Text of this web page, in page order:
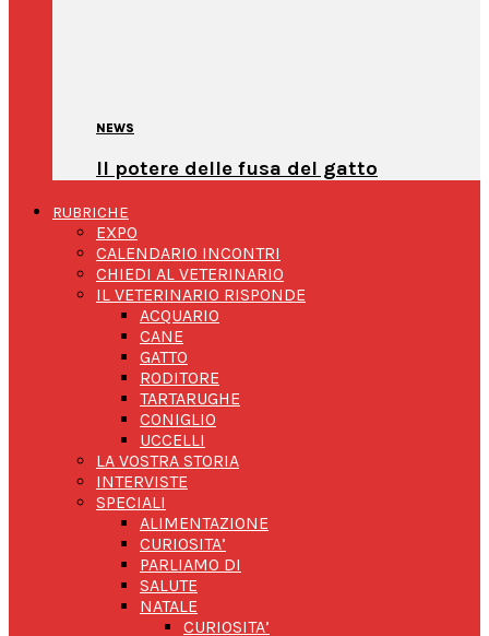
NEWS
Il potere delle fusa del gatto
RUBRICHE
EXPO
CALENDARIO INCONTRI
CHIEDI AL VETERINARIO
IL VETERINARIO RISPONDE
ACQUARIO
CANE
GATTO
RODITORE
TARTARUGHE
CONIGLIO
UCCELLI
LA VOSTRA STORIA
INTERVISTE
SPECIALI
ALIMENTAZIONE
CURIOSITA’
PARLIAMO DI
SALUTE
NATALE
CURIOSITA’